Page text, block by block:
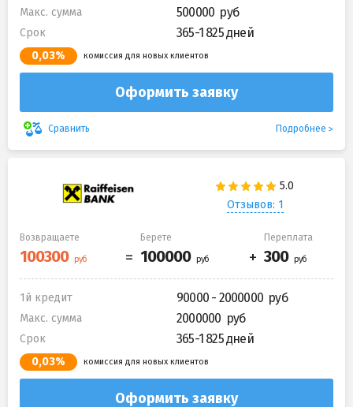
Макс. сумма 500000
Срок 365-1 825 дней
0,03% комиссия для новых клиентов
Оформить заявку
Сравнить Подробнее
Отзывов: 1
Возвращаете Берете Переплата
1й кредит 90000 - 2000000
Макс. сумма 2000000
Срок 365-1 825 дней
0,03% комиссия для новых клиентов
Оформить заявку